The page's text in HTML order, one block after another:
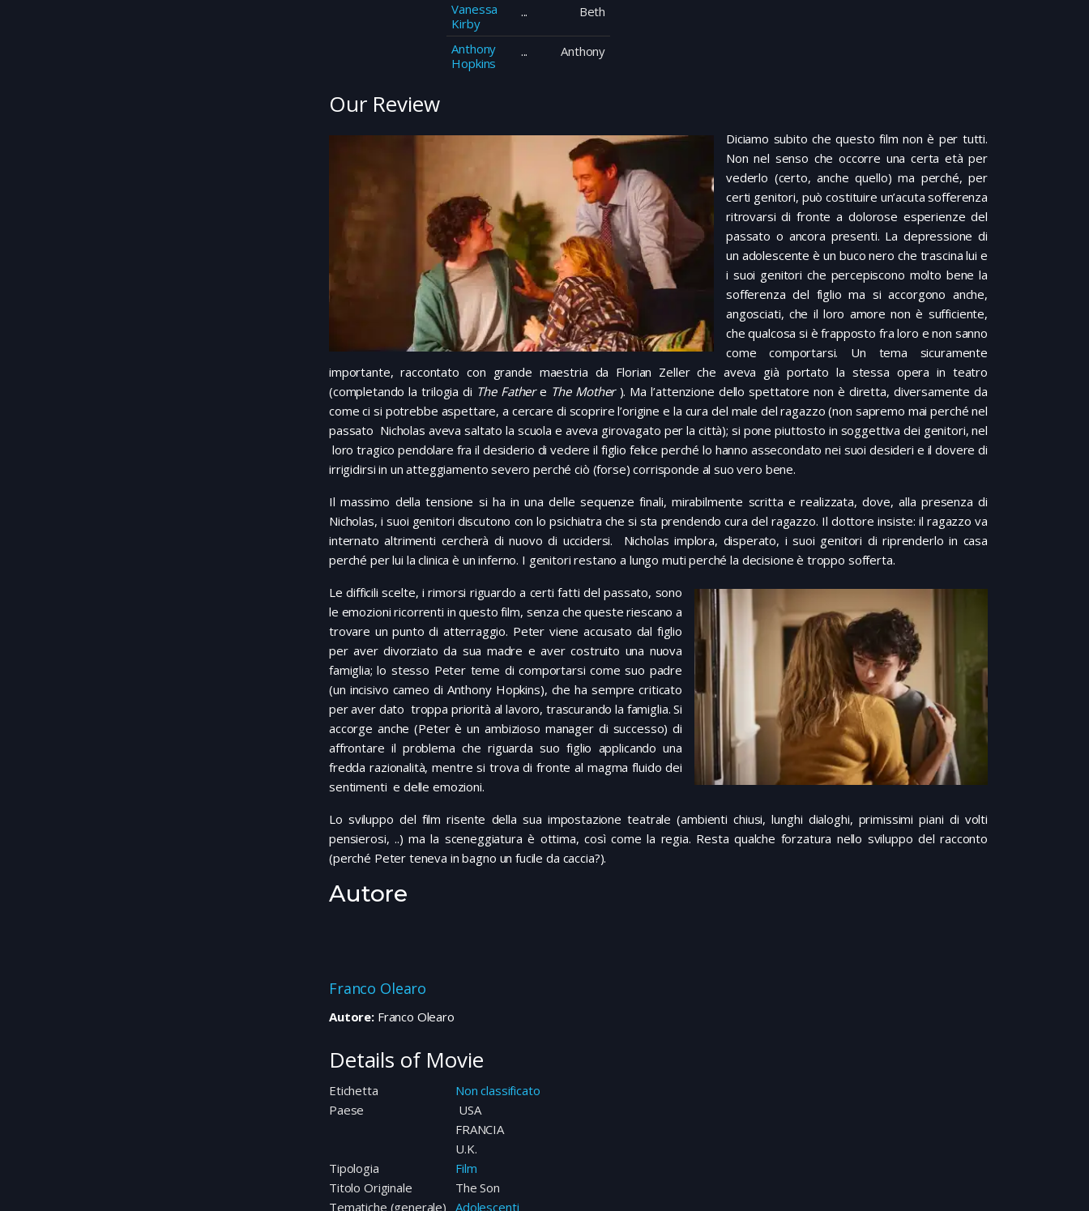
Vanessa
Kirby
Beth
Anthony
Hopkins
Anthony
Our Review
Diciamo subito che questo film non è per tutti.
Non nel senso che occorre una certa età per
vederlo (certo, anche quello) ma perché, per
certi genitori, può costituire un’acuta sofferenza
ritrovarsi di fronte a dolorose esperienze del
passato o ancora presenti. La depressione di
un adolescente è un buco nero che trascina lui e
i suoi genitori che percepiscono molto bene la
sofferenza del figlio ma si accorgono anche,
angosciati, che il loro amore non è sufficiente,
che qualcosa si è frapposto fra loro e non sanno
come comportarsi. Un tema sicuramente
importante, raccontato con grande maestria da Florian Zeller che aveva già portato la stessa opera in teatro
(completando la trilogia di The Fathere The Mother). Ma l’attenzione dello spettatore non è diretta, diversamente da
come ci si potrebbe aspettare, a cercare di scoprire l’origine e la cura del male del ragazzo (non sapremo mai perché nel
passato Nicholas aveva saltato la scuola e aveva girovagato per la città); si pone piuttosto in soggettiva dei genitori, nel
loro tragico pendolare fra il desiderio di vedere il figlio felice perché lo hanno assecondato nei suoi desideri e il dovere di
irrigidirsi in un atteggiamento severo perché ciò (forse) corrisponde al suo vero bene.
Il massimo della tensione si ha in una delle sequenze finali, mirabilmente scritta e realizzata, dove, alla presenza di
Nicholas, i suoi genitori discutono con lo psichiatra che si sta prendendo cura del ragazzo. Il dottore insiste: il ragazzo va
internato altrimenti cercherà di nuovo di uccidersi. Nicholas implora, disperato, i suoi genitori di riprenderlo in casa
perché per lui la clinica è un inferno. I genitori restano a lungo muti perché la decisione è troppo sofferta.
Le difficili scelte, i rimorsi riguardo a certi fatti del passato, sono
le emozioni ricorrenti in questo film, senza che queste riescano a
trovare un punto di atterraggio. Peter viene accusato dal figlio
per aver divorziato da sua madre e aver costruito una nuova
famiglia; lo stesso Peter teme di comportarsi come suo padre
(un incisivo cameo di Anthony Hopkins), che ha sempre criticato
per aver dato troppa priorità al lavoro, trascurando la famiglia. Si
accorge anche (Peter è un ambizioso manager di successo) di
affrontare il problema che riguarda suo figlio applicando una
fredda razionalità, mentre si trova di fronte al magma fluido dei
sentimenti e delle emozioni.
Lo sviluppo del film risente della sua impostazione teatrale (ambienti chiusi, lunghi dialoghi, primissimi piani di volti
pensierosi, ..) ma la sceneggiatura è ottima, così come la regia. Resta qualche forzatura nello sviluppo del racconto
(perché Peter teneva in bagno un fucile da caccia?).
Autore
Franco Olearo
Autore:Franco Olearo
Details of Movie
Etichetta
Non classificato
Paese
USA
FRANCIA
U.K.
Tipologia
Film
Titolo Originale
The Son
Tematiche (generale) Adolescenti